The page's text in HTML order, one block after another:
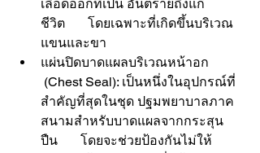
เลือดออกที่เป็น อันตรายถึงแก่
ชีวิต       โดยเฉพาะที่เกิดขึ้นบริเวณ
แขนและขา
แผ่นปิดบาดแผลบริเวณหน้าอก
(Chest Seal): เป็นหนึ่งในอุปกรณ์ที่
สำคัญที่สุดในชุด ปฐมพยาบาลภาค
สนามสำหรับบาดแผลจากกระสุน
ปืน       โดยจะช่วยป้องกันไม่ให้